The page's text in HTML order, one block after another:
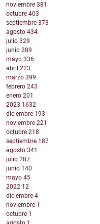
noviembre 381
octubre 403
septiembre 373
agosto 434
julio 329
junio 289
mayo 336
abril 223
marzo 399
febrero 243
enero 201
2023 1632
diciembre 193
noviembre 221
octubre 218
septiembre 187
agosto 341
julio 287
junio 140
mayo 45
2022 12
diciembre 4
noviembre 1
octubre 1